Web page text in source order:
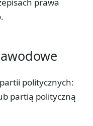
politycznych:
partią polityczną